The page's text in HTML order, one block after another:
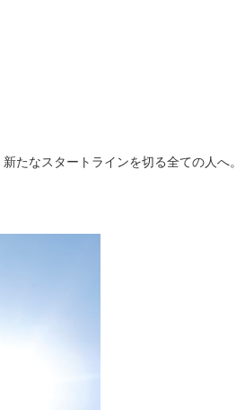
たなスタートラインを切る全ての人へ。